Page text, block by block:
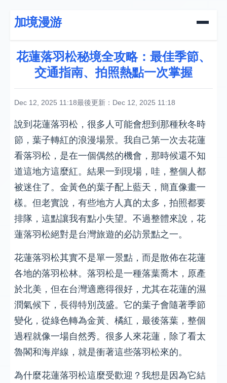
加境漫游
花蓮落羽松秘境全攻略：最佳季節、
交通指南、拍照熱點一次掌握
Dec 12, 2025 11:18最後更新：Dec 12, 2025 11:18
說到花蓮落羽松，很多人可能會想到那種秋冬時
節，葉子轉紅的浪漫場景。我自己第一次去花蓮
看落羽松，是在一個偶然的機會，那時候還不知
道這地方這麼紅。結果一到現場，哇，整個人都
被迷住了。金黃色的葉子配上藍天，簡直像畫一
樣。但老實說，有些地方人真的太多，拍照都要
排隊，這點讓我有點小失望。不過整體來說，花
蓮落羽松絕對是台灣旅遊的必訪景點之一。
花蓮落羽松其實不是單一景點，而是散佈在花蓮
各地的落羽松林。落羽松是一種落葉喬木，原產
於北美，但在台灣適應得很好，尤其在花蓮的濕
潤氣候下，長得特別茂盛。它的葉子會隨著季節
變化，從綠色轉為金黃、橘紅，最後落葉，整個
過程就像一場自然秀。很多人來花蓮，除了看太
魯閣和海岸線，就是衝著這些落羽松來的。
為什麼花蓮落羽松這麼受歡迎？我想是因為它結